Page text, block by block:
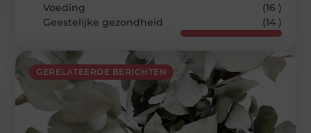
GERELATEERDE BERICHTEN
Voeding
(16 )
Geestelijke gezondheid
(14 )